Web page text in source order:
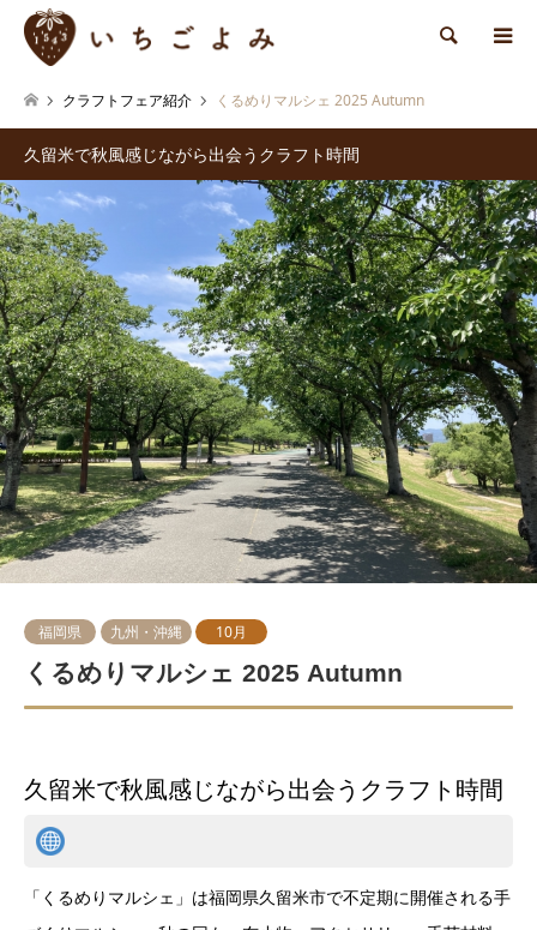
検索
クラフトフェア紹介 くるめりマルシェ 2025 Autumn
久留米で秋風感じながら出会うクラフト時間
福岡県 九州・沖縄 10月
くるめりマルシェ 2025 Autumn
久留米で秋風感じながら出会うクラフト時間
「くるめりマルシェ」は福岡県久留米市で不定期に開催される手